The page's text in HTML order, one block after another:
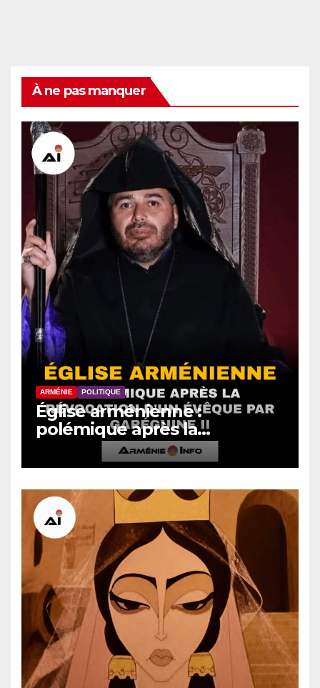
À ne pas manquer
ARMÉNIE POLITIQUE
Église arménienne :
polémique après la
révocation d’un évêque par
Garéguine II